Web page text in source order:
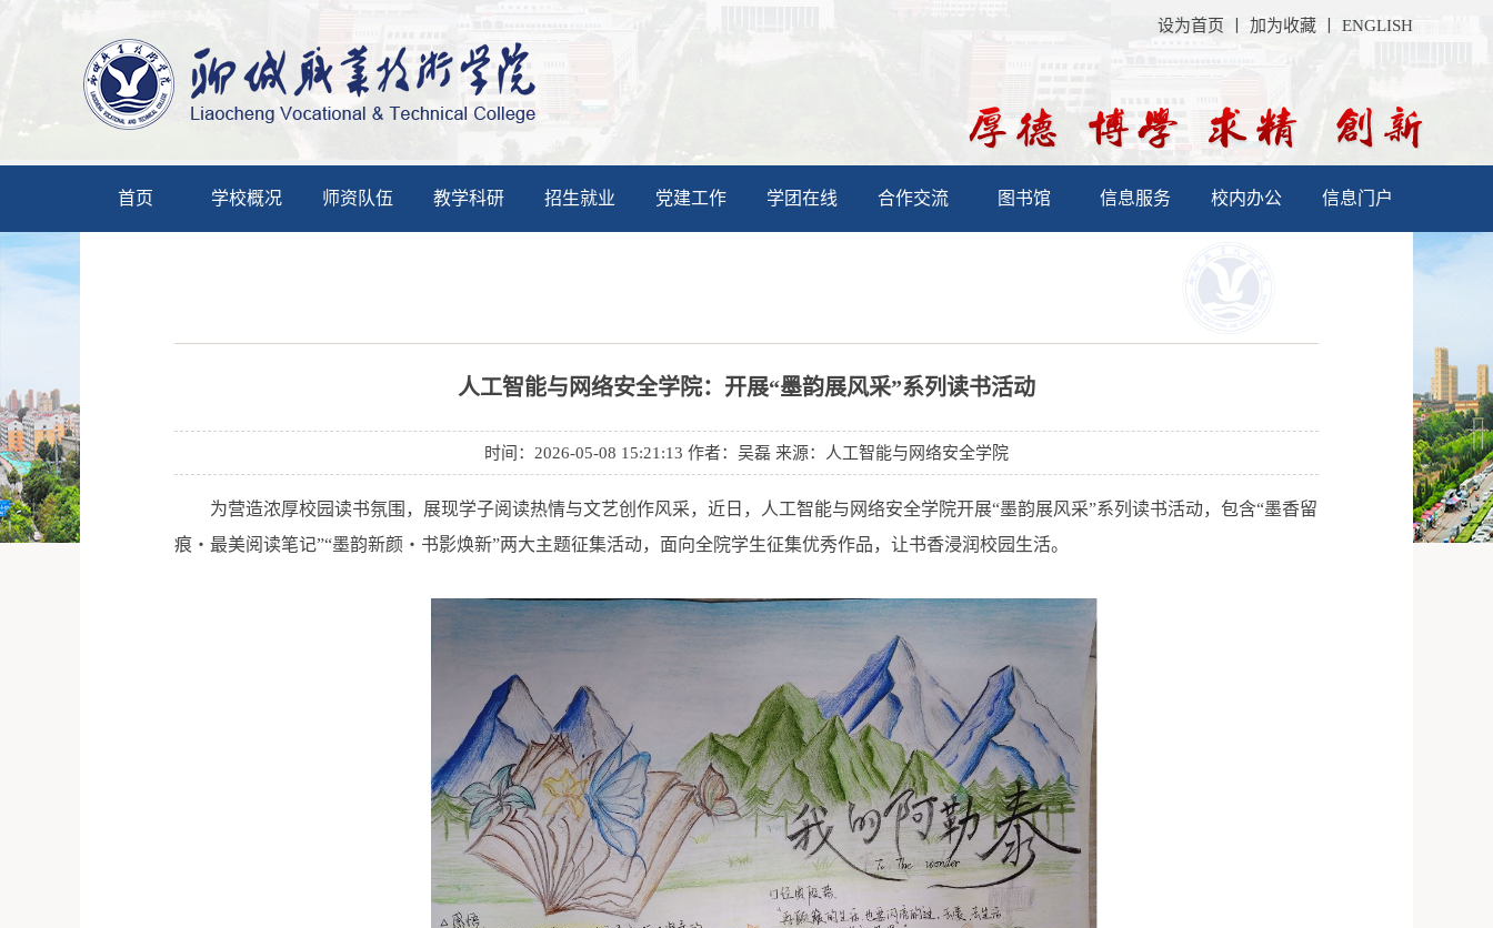
设为首页 加为收藏 ENGLISH
首页 学校概况 师资队伍 教学科研 招生就业 党建工作 学团在线 合作交流 图书馆 信息服务 校内办公 信息门户
人工智能与网络安全学院：开展“墨韵展风采”系列读书活动
时间：2026-05-08 15:21:13 作者：吴磊 来源：人工智能与网络安全学院
为营造浓厚校园读书氛围，展现学子阅读热情与文艺创作风采，近日，人工智能与网络安全学院开展“墨韵展风采”系列读书活动，包含“墨香留
痕・最美阅读笔记”“墨韵新颜・书影焕新”两大主题征集活动，面向全院学生征集优秀作品，让书香浸润校园生活。